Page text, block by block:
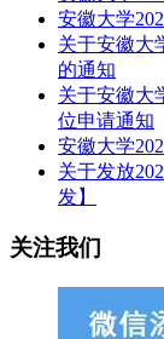
安徽大学
关于安徽大
的通知
关于安徽大
位申请通知
安徽大学
关于发放
发】
关注我们